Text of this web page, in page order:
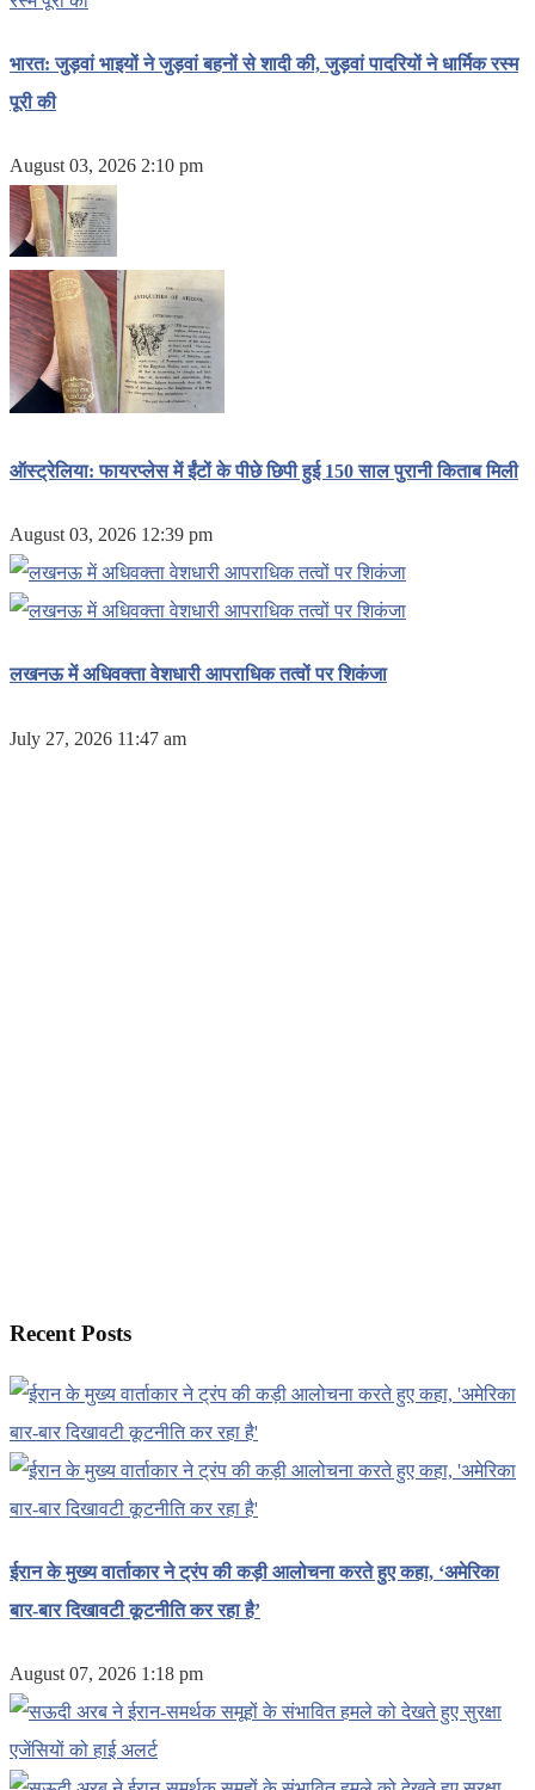
भारत: जुड़वां भाइयों ने जुड़वां बहनों से शादी की, जुड़वां पादरियों ने धार्मिक रस्म
पूरी की
August 03, 2026 2:10 pm
ऑस्ट्रेलिया: फायरप्लेस में ईंटों के पीछे छिपी हुई 150 साल पुरानी किताब मिली
August 03, 2026 12:39 pm
लखनऊ में अधिवक्ता वेशधारी आपराधिक तत्वों पर शिकंजा
July 27, 2026 11:47 am
Recent Posts
ईरान के मुख्य वार्ताकार ने ट्रंप की कड़ी आलोचना करते हुए कहा, ‘अमेरिका
बार-बार दिखावटी कूटनीति कर रहा है’
August 07, 2026 1:18 pm